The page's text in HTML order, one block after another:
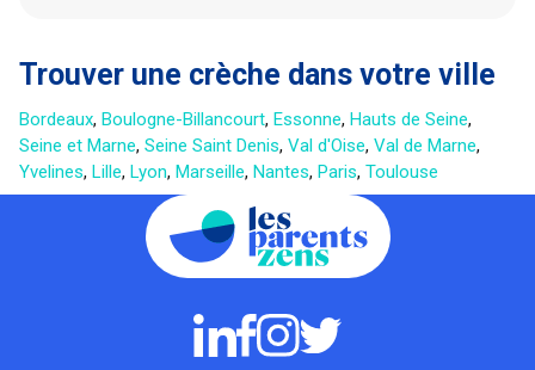
Trouver une crèche dans votre ville
Bordeaux, Boulogne-Billancourt, Essonne, Hauts de Seine,
Seine et Marne, Seine Saint Denis, Val d'Oise, Val de Marne,
Yvelines, Lille, Lyon, Marseille, Nantes, Paris, Toulouse